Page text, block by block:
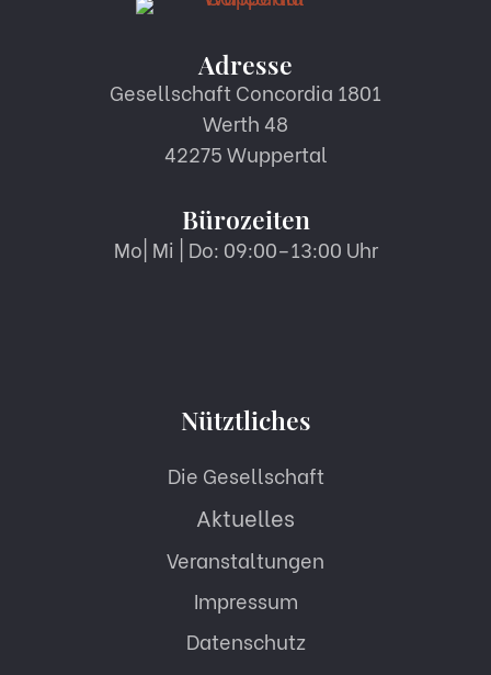
Adresse
Gesellschaft Concordia 1801
Werth 48
42275 Wuppertal
Bürozeiten
Mo| Mi | Do: 09:00–13:00 Uhr
Nütztliches
Die Gesellschaft
Aktuelles
Veranstaltungen
Impressum
Datenschutz